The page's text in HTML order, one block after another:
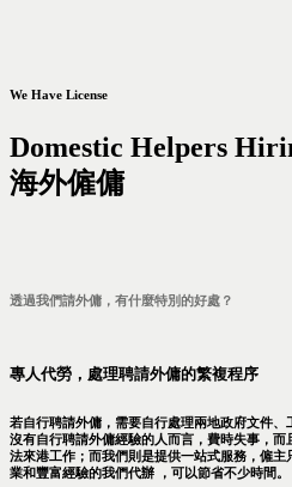
We Have License
Domestic Helpers
海外僱傭
透過我們請外傭，有什麼特別的好處？
專人代勞，處理聘請外傭的繁複程序
若自行聘請外傭，需要自行處理兩地政府文件
沒有自行聘請外傭經驗的人而言，費時失事，
法來港工作；而我們則是提供一站式服務，僱
業和豐富經驗的我們代辦 ，可以節省不少時間。